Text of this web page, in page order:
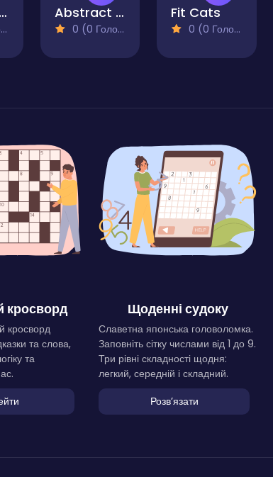
Abstract Sliding
0 (0 Голосів)
Fit Cats
0 (0 Голосів)
кросворд
кросворд
та слова,
та
Щоденні судоку
Славетна японська головоломка.
Заповніть сітку числами від 1 до 9.
Три рівні складності щодня:
легкий, середній і складний.
Розвʼязати